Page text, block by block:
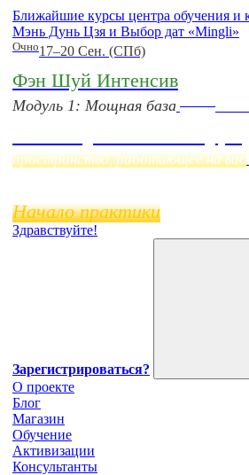
Ближайшие курсы центра обучения
Мэнь Дунь Цзя и Выбор дат «Mingli»
Очно17–20 Сен. (СПб)
Фэн Шуй Интенсив
Модуль 1: Мощная база
пространство, работающее на вас
Начало практики
Здравствуйте!
Зарегистрироваться?
О проекте
Блог
Магазин
Обучение
Активизации
Консультанты